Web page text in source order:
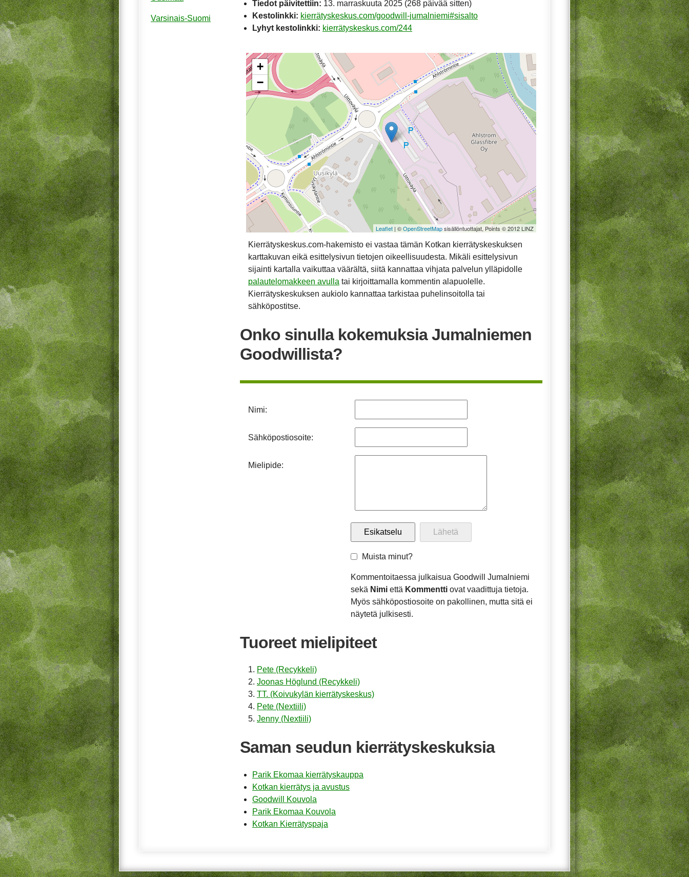
Tiedot päivitettiin: 13. marraskuuta 2025 (268 päivää sitten)
Kestolinkki: kierrätyskeskus.com/goodwill-jumalniemi#sisalto
Lyhyt kestolinkki: kierrätyskeskus.com/244
+
−
Leaflet | ©OpenStreetMapsisällöntuottajat, Points © 2012 LINZ
Kierrätyskeskus.com-hakemisto ei vastaa tämän Kotkan kierrätyskeskuksen
karttakuvan eikä esittelysivun tietojen oikeellisuudesta. Mikäli esittelysivun
sijainti kartalla vaikuttaa väärältä, siitä kannattaa vihjata palvelun ylläpidolle
palautelomakkeen avulla tai kirjoittamalla kommentin alapuolelle.
Kierrätyskeskuksen aukiolo kannattaa tarkistaa puhelinsoitolla tai
sähköpostitse.
Onko sinulla kokemuksia Jumalniemen
Goodwillista?
Nimi:
Sähköpostiosoite:
Mielipide:
Muista minut?
Kommentoitaessa julkaisua Goodwill Jumalniemi
sekä Nimi että Kommentti ovat vaadittuja tietoja.
Myös sähköpostiosoite on pakollinen, mutta sitä ei
näytetä julkisesti.
Tuoreet mielipiteet
Pete (Recykkeli)
Joonas Höglund (Recykkeli)
TT. (Koivukylän kierrätyskeskus)
Pete (Nextiili)
Jenny (Nextiili)
Saman seudun kierrätyskeskuksia
Parik Ekomaa kierrätyskauppa
Kotkan kierrätys ja avustus
Goodwill Kouvola
Parik Ekomaa Kouvola
Kotkan Kierrätyspaja
Varsinais-Suomi